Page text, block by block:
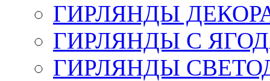
ГИРЛЯНДЫ
ГИРЛЯНДЫ С
ГИРЛЯНДЫ